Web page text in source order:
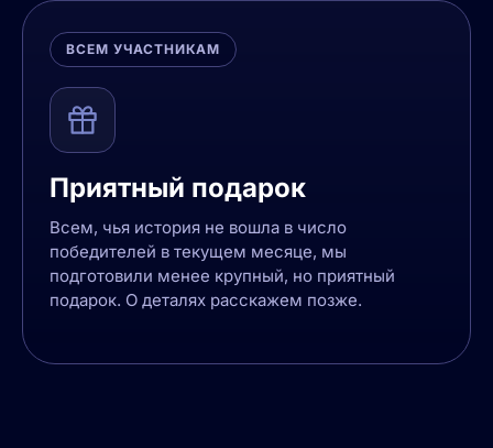
ВСЕМ УЧАСТНИКАМ
Приятный подарок
Всем, чья история не вошла в число
победителей в текущем месяце, мы
подготовили менее крупный, но приятный
подарок. О деталях расскажем позже.